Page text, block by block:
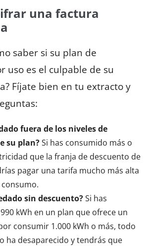
una factura
saber si su plan de
uso es el culpable de su
Fíjate bien en tu extracto y
fuera de los niveles de
su plan?Si has consumido más o
que la franja de descuento de
pagar una tarifa mucho más alta
sin descuento?Si has
kWh en un plan que ofrece un
consumir 1.000 kWh o más, todo
ha desaparecido y tendrás que